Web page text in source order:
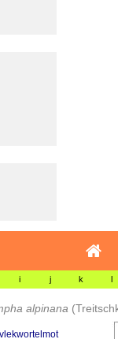
i j k l
alpinana